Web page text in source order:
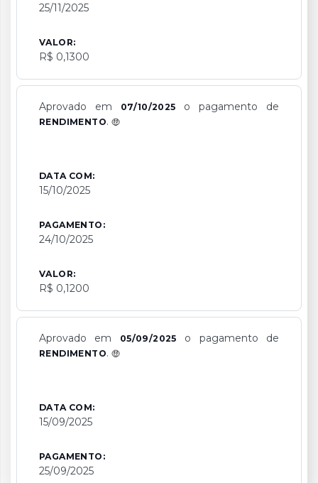
25/11/2025
VALOR:
R$ 0,1300
Aprovado em 07/10/2025 o pagamento de
RENDIMENTO.
DATA COM:
15/10/2025
PAGAMENTO:
24/10/2025
VALOR:
R$ 0,1200
Aprovado em 05/09/2025 o pagamento de
RENDIMENTO.
DATA COM:
15/09/2025
PAGAMENTO:
25/09/2025